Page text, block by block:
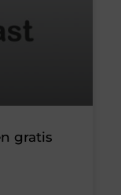
gratis